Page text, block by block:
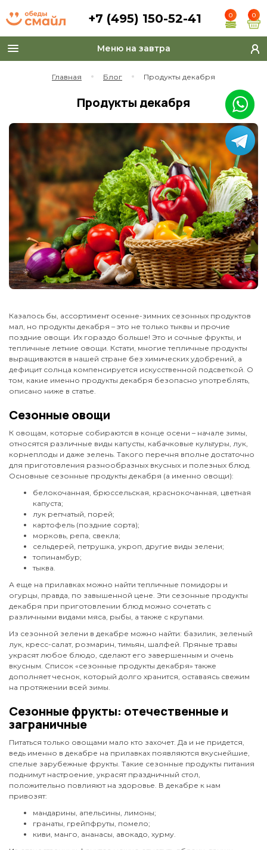
+7 (495) 150-52-41 0 0
Toggle
navigation
Меню на завтра
Главная Блог Продукты декабря
Продукты декабря
Казалось бы, ассортимент осенне-зимних сезонных продуктов
мал, но продукты декабря – это не только тыквы и прочие
поздние овощи. Их гораздо больше! Это и сочные фрукты, и
тепличные летние овощи. Кстати, многие тепличные продукты
выращиваются в нашей стране без химических удобрений, а
дефицит солнца компенсируется искусственной подсветкой. О
том, какие именно продукты декабря безопасно употреблять,
описано ниже в статье.
Сезонные овощи
К овощам, которые собираются в конце осени – начале зимы,
относятся различные виды капусты, кабачковые культуры, лук,
корнеплоды и даже зелень. Такого перечня вполне достаточно
для приготовления разнообразных вкусных и полезных блюд.
Основные сезонные продукты декабря (а именно овощи):
белокочанная, брюссельская, краснокочанная, цветная
капуста;
лук репчатый, порей;
картофель (поздние сорта);
морковь, репа, свекла;
сельдерей, петрушка, укроп, другие виды зелени;
топинамбур;
тыква.
А еще на прилавках можно найти тепличные помидоры и
огурцы, правда, по завышенной цене. Эти сезонные продукты
декабря при приготовлении блюд можно сочетать с
различными видами мяса, рыбы, а также с крупами.
Из сезонной зелени в декабре можно найти: базилик, зеленый
лук, кресс-салат, розмарин, тимьян, шалфей. Пряные травы
украсят любое блюдо, сделают его завершенным и очень
вкусным. Список «сезонные продукты декабря» также
дополняет чеснок, который долго хранится, оставаясь свежим
на протяжении всей зимы.
Сезонные фрукты: отечественные и
заграничные
Питаться только овощами мало кто захочет. Да и не придется,
ведь именно в декабре на прилавках появляются вкуснейшие,
спелые зарубежные фрукты. Такие сезонные продукты питания
поднимут настроение, украсят праздничный стол,
положительно повлияют на здоровье. В декабре к нам
привозят:
мандарины, апельсины, лимоны;
гранаты, грейпфруты, помело;
киви, манго, ананасы, авокадо, хурму.